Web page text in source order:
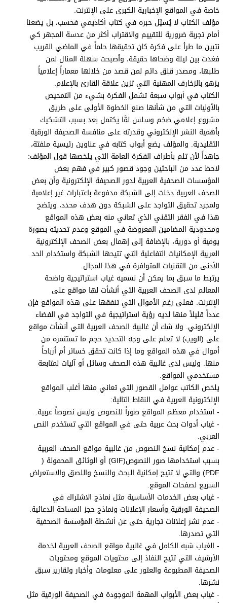
خاصة في المواقع الإخبارية الكبرى على الإنترنت.
مؤلف الكتاب لا يُسيِّل حبره في كتاب أكاديمي فحسب، بل يضعنا
أمام تجربة ضرورية للتقييم والاقتراب أكثر من عدسة المجهر كي
نتبين ما طرأ على فكرة كان تحقيقها حلماً في الماضي القريب
فغدت بين ليلة وضحاها حقيقة، وأصبحت سهلة المنال لمن
طلبها، ومصدر قلق دائم لمن قصد من خلالها معماراً إعلامياً
يزهو بالزخارف المهنية التي تزين علاقة القارئ بالإعلام.
الكتاب في أبواب سبعة تشمل الفكرة بشيء من التمحيص
بالأوليات التي من شأنها صنع الخطوة الأولى على طريق
مشروع إعلامي ضخم وسلس لمَّا يكتمل بعد بسبب التشكيك
بأهمية النشر الإلكتروني وقدرته على منافسة الصحيفة الورقية
التقليدية. والمؤلف يضع أبواب كتابه في عناوين رئيسية ملفتة،
جاهداً لأن تلم بأطراف الفكرة العامة التي يلخصها قول المؤلف:
لاحظ عدد من الباحثين وجود قصور كبير في فهم بعض
المؤسسات الصحفية العربية لدور الصحيفة الإلكترونية وأن بعض
الصحف العربية دخلت إلى الشبكة مدفوعة باعتبارات غير إعلامية
ولمجرد تحقيق التواجد على الشبكة دون هدف محدد، ويتضح
هذا في الفقر التقني الذي تعاني منه بعض هذه المواقع
ومحدودية المضامين المعروضة في الموقع وعدم تحديثه بصورة
يومية أو دورية، بالإضافة إلى إهمال بعض الصحف الإلكترونية
العربية الإمكانيات التفاعلية التي تتيحها الشبكة واستخدام الحد
الأدنى من التقنيات المتوافرة في هذا المجال.
يرتبط ما سبق بما يمكن أن نسميه غياب استراتيجية واضحة
المعالم لدى الصحف العربية التي أنشأت لها مواقع على
الإنترنت. فعلى رغم الأموال التي تنفقها على هذه المواقع فإن
عدداً قليلاً منها لديه رؤية استراتيجية في التواجد في الفضاء
الإلكتروني. ولا شك أن غالبية الصحف العربية التي أنشأت مواقع
على (الويب) لا تعلم على وجه التحديد حجم ما تستثمره من
أموال في هذه المواقع وما إذا كانت تحقق خسائر أم أرباحاً
منها. وليس لدى غالبية هذه الصحف وسائل أو آليات لمتابعة
مستخدمي المواقع.
يلخص الكاتب عوامل القصور التي تعاني منها أغلب المواقع
الإلكترونية العربية في النقاط التالية:
- استخدام معظم المواقع صوراً للنصوص وليس نصوصاً عربية.
- غياب أدوات بحث عربية حتى في المواقع التي تستخدم النص
العربي.
- عدم إمكانية نسخ النصوص من غالبية مواقع الصحف العربية
بسبب استخدامها صور النصوص(GIF) أو الوثائق المحمولة (
PDF) والتي لا تتيح إمكانية البحث والنسخ واللصق والاستعراض
السريع لصفحات الموقع.
- غياب بعض الخدمات الأساسية مثل نماذج الاشتراك في
الصحيفة الورقية وأسعار الإعلانات ونماذج حجز المساحة الدعائية.
- عدم نشر إعلانات تجارية حتى عن أنشطة المؤسسة الصحفية
التي تصدرها.
- الغياب شبه الكامل في غالبية مواقع الصحف العربية لخدمة
الأرشيف التي تتيح النفاذ إلى محتويات الموقع ومحتويات
الصحيفة المطبوعة والعثور على معلومات وأخبار وتقارير سبق
نشرها.
- غياب بعض الأبواب المهمة الموجودة في الصحيفة الورقية مثل